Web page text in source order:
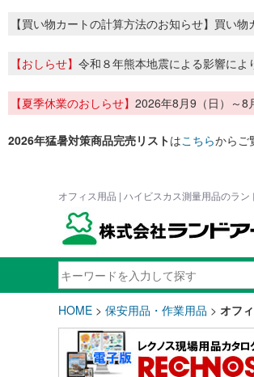
【買い物カートの計算方法のお知らせ】買い
【おしらせ】 令和８年熊本地震による影響によ
【夏季休業のおしらせ】 2026年8月9（日）～8
2026年猛暑対策商品完売リストはこちらからご
オフィス用品 | ハイビスカス測量用品のラン
HOME > 保安用品・作業用品 > オフ